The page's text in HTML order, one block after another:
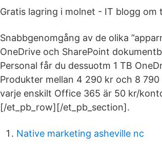
Gratis lagring i molnet - IT blogg om
Snabbgenomgång av de olika
OneDrive och SharePoint
Personal får du dessuotm 1 TB
Produkter mellan 4 290 kr och 8
varje enskilt Office 365 är 50 kr/
[/et_pb_row][/et_pb_section].
Native marketing asheville nc